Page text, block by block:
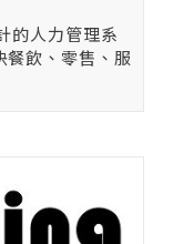
的人力管理系
飲、零售、服